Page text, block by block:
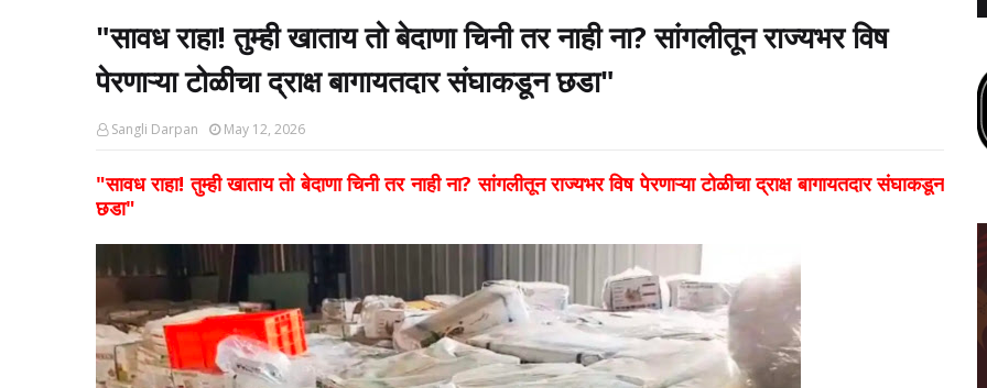
​"सावध राहा! तुम्ही खाताय तो बेदाणा चिनी तर नाही ना? सांगलीतून राज्यभर विष
पेरणाऱ्या टोळीचा द्राक्ष बागायतदार संघाकडून छडा"
Sangli Darpan May 12, 2026
​"सावध राहा! तुम्ही खाताय तो बेदाणा चिनी तर नाही ना? सांगलीतून राज्यभर विष पेरणाऱ्या टोळीचा द्राक्ष बागायतदार संघाकडून
छडा"